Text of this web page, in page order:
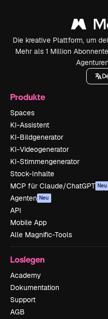
Die kreative Plattform, um
Mehr als 1 Million
Produkte
Spaces
KI-Assistent
KI-Bildgenerator
KI-Videogenerator
KI-Stimmengenerator
Stock-Inhalte
MCP für Claude/ChatGPT Neu
Agenten Neu
API
Mobile App
Alle Magnific-Tools
Loslegen
Academy
Dokumentation
Support
AGB